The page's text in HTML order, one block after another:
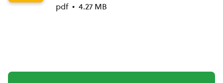
pdf 4.27 MB